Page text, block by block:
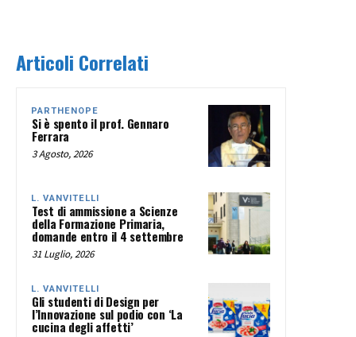
Articoli Correlati
PARTHENOPE
Si è spento il prof. Gennaro
Ferrara
3 Agosto, 2026
L. VANVITELLI
Test di ammissione a Scienze
della Formazione Primaria,
domande entro il 4 settembre
31 Luglio, 2026
L. VANVITELLI
Gli studenti di Design per
l’Innovazione sul podio con ‘La
cucina degli affetti’